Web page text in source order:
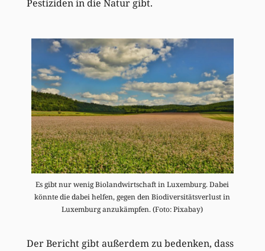
Pestiziden in die Natur gibt.
Es gibt nur wenig Biolandwirtschaft in Luxemburg. Dabei
könnte die dabei helfen, gegen den Biodiversitätsverlust in
Luxemburg anzukämpfen. (Foto: Pixabay)
Der Bericht gibt außerdem zu bedenken, dass